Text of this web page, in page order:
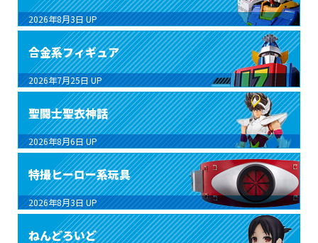
2026年8月3日 UP
合金系フィギュア
2026年7月25日 UP
聖闘士聖衣神話
2026年8月6日 UP
特撮ヒーロー系玩具
2026年8月3日 UP
ねんどろいど